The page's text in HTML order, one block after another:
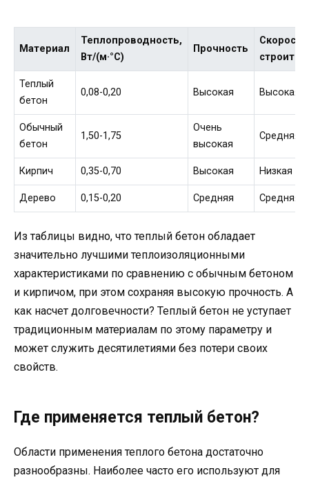
Материал
Теплопроводность,
Вт/(м·°C)
Прочность
Скорость
Теплый
бетон
0,08-0,20 Высокая Высокая
Обычный
бетон
1,50-1,75
Очень
высокая
Средняя
Кирпич 0,35-0,70 Высокая Низкая
Дерево 0,15-0,20 Средняя Средняя
Из таблицы видно, что теплый бетон обладает
значительно лучшими теплоизоляционными
характеристиками по сравнению с обычным бетоном
и кирпичом, при этом сохраняя высокую прочность. А
как насчет долговечности? Теплый бетон не уступает
традиционным материалам по этому параметру и
может служить десятилетиями без потери своих
свойств.
Где применяется теплый бетон?
Области применения теплого бетона достаточно
разнообразны. Наиболее часто его используют для